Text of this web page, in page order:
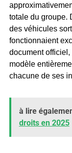
totale du groupe.
des véhicules
fonctionnaient
document officiel,
modèle
chacune de ses
à lire
droits en 2025